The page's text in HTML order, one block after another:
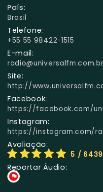
País:
Brasil
Telefone:
+55 55 98422-1515
E-mail:
radio@universalfm.com.br
Site:
http://
Facebook:
https://facebook.com/
Instagram:
https://instagram.com/
Avaliação:
5 / 6439
Reportar Áudio: